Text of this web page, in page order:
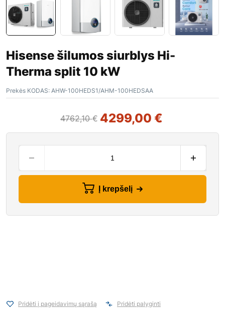
Hisense šilumos siurblys Hi-
Therma split 10 kW
Prekės KODAS: AHW-100HEDS1/AHM-100HEDSAA
4762,10€ 4299,00 €
Į krepšelį
Pridėti į pageidavimų sąrašą Pridėti palyginti